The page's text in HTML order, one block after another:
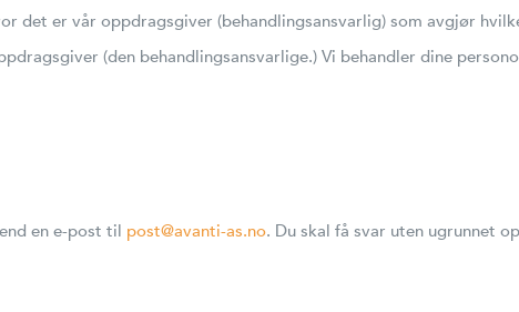
er vår oppdragsgiver (behandlingsansvarlig) som avgjør
(den behandlingsansvarlige.) Vi behandler dine
en e-post til post@avanti-as.no. Du skal få svar uten ugrunnet